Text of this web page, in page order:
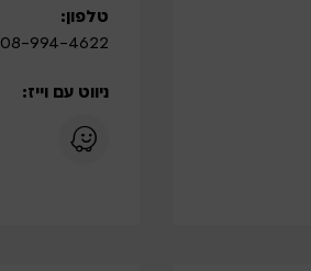
טלפון:
08-994-4622
ניווט עם וייז: